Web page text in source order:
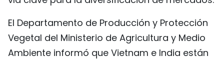
El Departamento de Producción y Protección
Vegetal del Ministerio de Agricultura y Medio
Ambiente informó que Vietnam e India están